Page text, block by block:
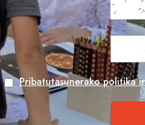
Pribatutasunerako politika